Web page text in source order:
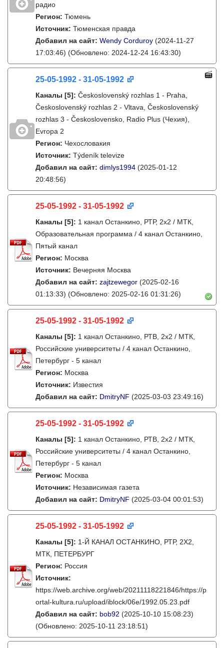
радио
Регион: Тюмень
Источник: Тюменская правда
Добавил на сайт: Wendy Corduroy (2024-11-27
17:03:46) (Обновлено: 2024-12-24 16:43:30)
25-05-1992 - 31-05-1992
Каналы [5]: Československý rozhlas 1 - Praha,
Československý rozhlas 2 - Vltava, Československý
rozhlas 3 - Československo, Radio Plus (Чехия),
Evropa 2
Регион: Чехословакия
Источник: Týdeník televize
Добавил на сайт: dimlys1994 (2025-01-12
20:48:56)
25-05-1992 - 31-05-1992
Каналы [5]: 1 канал Останкино, РТР, 2х2 / МТК,
Образовательная программа / 4 канал Останкино,
Пятый канал
Регион: Москва
Источник: Вечерняя Москва
Добавил на сайт: zajtzewegor (2025-02-16
01:13:33) (Обновлено: 2025-02-16 01:31:26)
25-05-1992 - 31-05-1992
Каналы [5]: 1 канал Останкино, РТВ, 2х2 / МТК,
Российские университеты / 4 канал Останкино,
Петербург - 5 канал
Регион: Москва
Источник: Известия
Добавил на сайт: DmitryNF (2025-03-03 23:49:16)
25-05-1992 - 31-05-1992
Каналы [5]: 1 канал Останкино, РТВ, 2х2 / МТК,
Российские университеты / 4 канал Останкино,
Петербург - 5 канал
Регион: Москва
Источник: Независимая газета
Добавил на сайт: DmitryNF (2025-03-04 00:01:53)
25-05-1992 - 31-05-1992
Каналы [5]: 1-Й КАНАЛ ОСТАНКИНО, РТР, 2X2,
МТК, ПЕТЕРБУРГ
Регион: Россия
Источник:
https://web.archive.org/web/20211118221846/https://p
ortal-kultura.ru/upload/iblock/06e/1992.05.23.pdf
Добавил на сайт: bob92 (2025-10-10 15:08:23)
(Обновлено: 2025-10-11 23:18:51)